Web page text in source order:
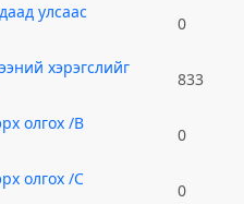
улсаас
0
хэрэгслийг
833
олгох /B
0
олгох /C
0